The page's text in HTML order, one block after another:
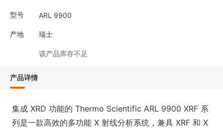
型号 ARL 9900
产地 瑞士
该产品库存不足
产品详情
集成 XRD 功能的 Thermo Scientific ARL 9900 XRF 系
列是一款高效的多功能 X 射线分析系统，兼具 XRF 和 X